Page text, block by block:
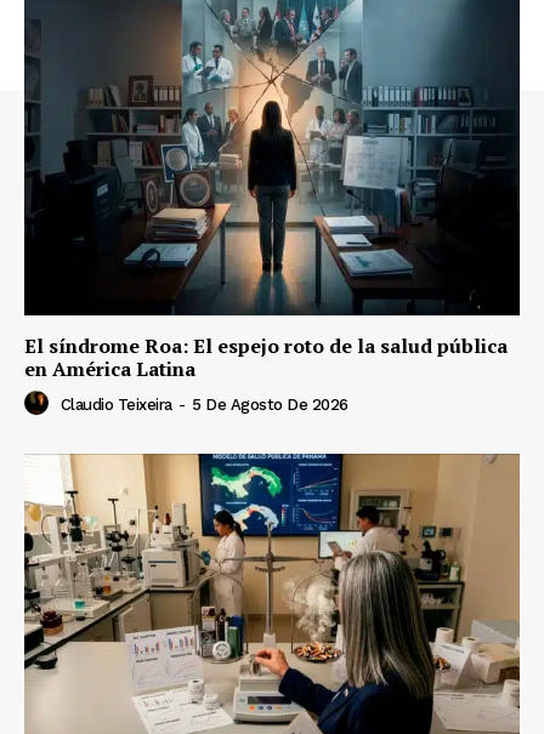
El síndrome Roa: El espejo roto de la salud pública
en América Latina
Claudio Teixeira - 5 De Agosto De 2026